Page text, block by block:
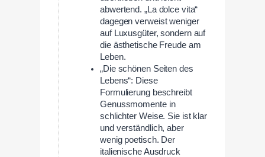
abwertend. „La dolce vita“
dagegen verweist weniger
auf Luxusgüter, sondern auf
die ästhetische Freude am
Leben.
„Die schönen Seiten des
Lebens“: Diese
Formulierung beschreibt
Genussmomente in
schlichter Weise. Sie ist klar
und verständlich, aber
wenig poetisch. Der
italienische Ausdruck